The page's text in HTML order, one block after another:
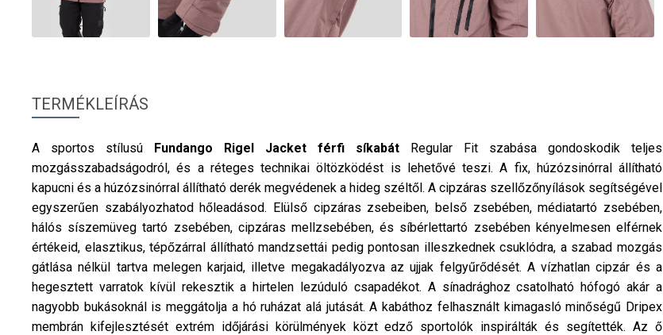
TERMÉKLEÍRÁS
A sportos stílusú Fundango Rigel Jacket férfi síkabát Regular Fit szabása gondoskodik teljes
mozgásszabadságodról, és a réteges technikai öltözködést is lehetővé teszi. A fix, húzózsinórral állítható
kapucni és a húzózsinórral állítható derék megvédenek a hideg széltől. A cipzáras szellőzőnyílások segítségével
egyszerűen szabályozhatod hőleadásod. Elülső cipzáras zsebeiben, belső zsebében, médiatartó zsebében,
hálós síszemüveg tartó zsebében, cipzáras mellzsebében, és síbérlettartó zsebében kényelmesen elférnek
értékeid, elasztikus, tépőzárral állítható mandzsettái pedig pontosan illeszkednek csuklódra, a szabad mozgás
gátlása nélkül tartva melegen karjaid, illetve megakadályozva az ujjak felgyűrődését. A vízhatlan cipzár és a
hegesztett varratok kívül rekesztik a hirtelen lezúduló csapadékot. A sínadrághoz csatolható hófogó akár a
nagyobb bukásoknál is meggátolja a hó ruházat alá jutását. A kabáthoz felhasznált kimagasló minőségű Dripex
membrán kifejlesztését extrém időjárási körülmények közt edző sportolók inspirálták és segítették. Az ő